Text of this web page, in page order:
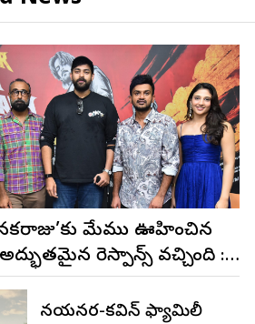
మేము ఊహించిన
రెస్పాన్స్ వచ్చింది :
నయనతార-కవిన్ ఫ్యామిలీ